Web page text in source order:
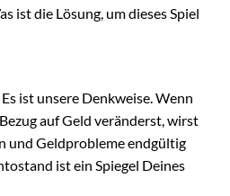
ist die Lösung, um dieses Spiel
ist unsere Denkweise. Wenn
auf Geld veränderst, wirst
und Geldprobleme endgültig
ist ein Spiegel Deines